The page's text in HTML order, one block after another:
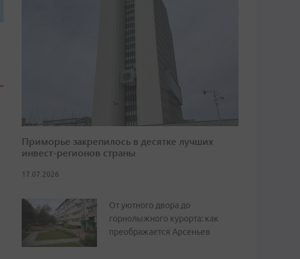
Приморье закрепилось в десятке лучших
инвест-регионов страны
17.07.2026
От уютного двора до
горнолыжного курорта: как
преображается Арсеньев